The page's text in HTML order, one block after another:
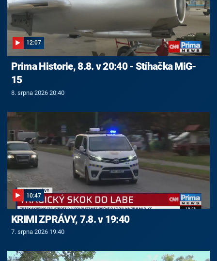
12:07
Prima Historie, 8.8. v 20:40 - Stíhačka MiG-
15
8. srpna 2026 20:40
10:47
KRIMI ZPRÁVY, 7.8. v 19:40
7. srpna 2026 19:40